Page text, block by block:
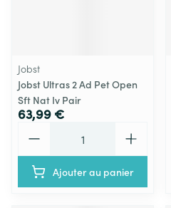
Jobst
Jobst Ultras 2 Ad Pet Open
Sft Nat Iv Pair
63,99 €
Ajouter au panier